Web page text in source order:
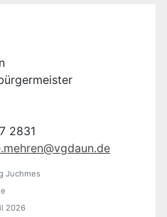
2831
Juchmes
2026